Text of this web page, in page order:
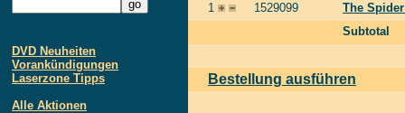
DVD Neuheiten
Vorankündigungen
Laserzone Tipps
Alle Aktionen
1
1529099
The
Subtotal
Bestellung ausführen